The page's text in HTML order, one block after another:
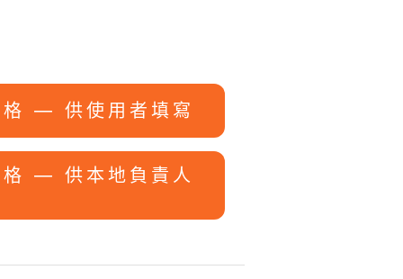
格 — 供使用者填寫
格 — 供本地負責人